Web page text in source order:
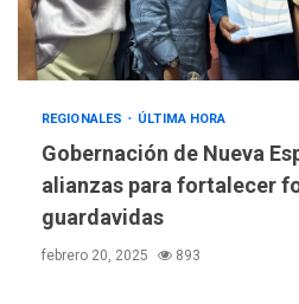
REGIONALES ÚLTIMA HORA
Gobernación de Nueva
alianzas para fortalecer
guardavidas
febrero 20, 2025 893